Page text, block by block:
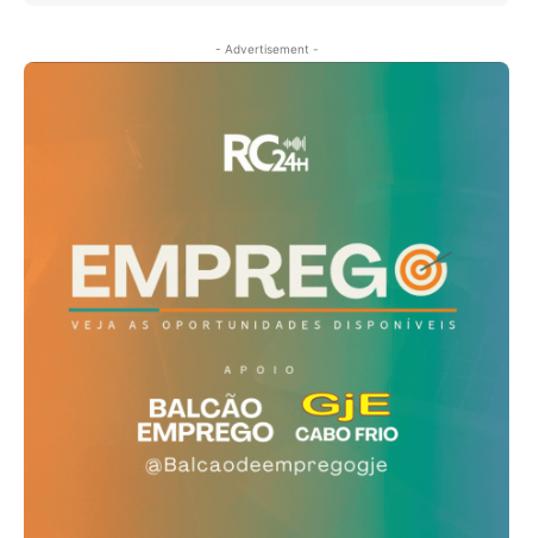
- Advertisement -